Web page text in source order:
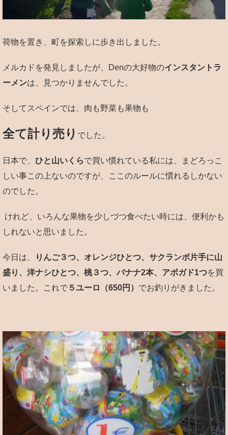
荷物を置き、町を探索しに歩き出しました。
メルカドを発見しましたが、Denの大好物のインスタントラ
ーメンは、見つかりませんでした。
そしてスペインでは、肉も野菜も果物も
全て計り売り でした。
日本で、 ひと山いくらで買い慣れている私には、まどろっこ
しい事この上ないのですが、ここのルールに慣れるしかない
のでした。
けれど、いろんな果物を少しづつ食べたい時には、便利かも
しれないと思いました。
今日は、
りんご３つ、オレンジひとつ、サクランボ片手に山
盛り、洋ナシひとつ、桃３つ、バナナ2本、アボガド1つを買
いました。これで ５ユーロ（650円） でお釣りがきました。